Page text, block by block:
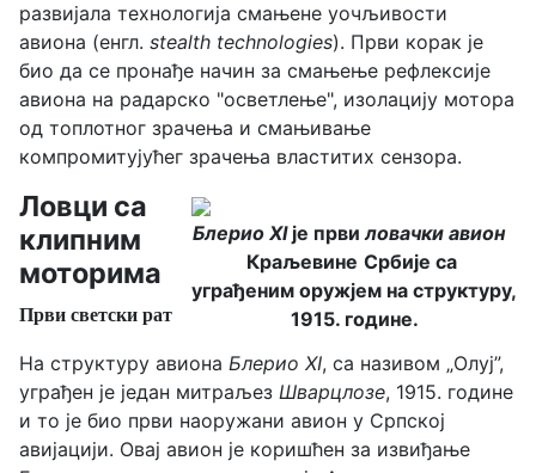
развијала технологија смањене уочљивости
авиона (енгл. stealth technologies). Први корак је
био да се пронађе начин за смањење рефлексије
авиона на радарско "осветлење", изолацију мотора
од топлотног зрачења и смањивање
компромитујућег зрачења властитих сензора.
Блерио XIје првиловачки авион
Краљевине Србије са
уграђеним оружјем на структуру,
1915. године.
Ловци са
клипним
моторима
Први светски рат
На структуру авиона Блерио XI, са називом „Олуј”,
уграђен је један митраљез Шварцлозе, 1915. године
и то је био први наоружани авион у Српској
авијацији. Овај авион је коришћен за извиђање